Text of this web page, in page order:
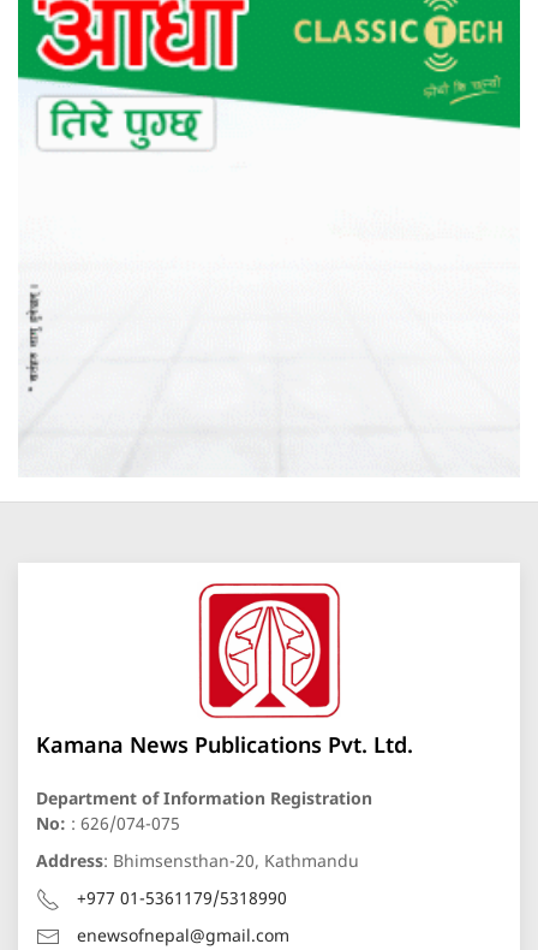
Kamana News Publications Pvt. Ltd.
Department of Information Registration
No: : 626/074-075
Address: Bhimsensthan-20, Kathmandu
+977 01-5361179/5318990
enewsofnepal@gmail.com